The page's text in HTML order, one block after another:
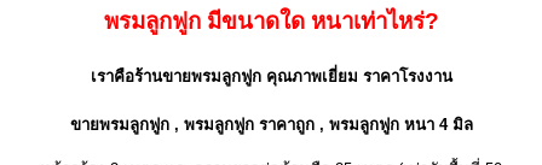
พรมลูกฟูก มีขนาดใด หนาเท่าไหร่?
เราคือร้านขายพรมลูกฟูก คุณภาพเยี่ยม ราคาโรงงาน
ขายพรมลูกฟูก , พรมลูกฟูก ราคาถูก , พรมลูกฟูก หนา 4 มิล